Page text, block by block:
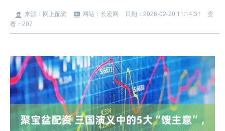
来源：网上配资 网站：长宏网 日期：2026-02-20 11:14:31
查
看：207